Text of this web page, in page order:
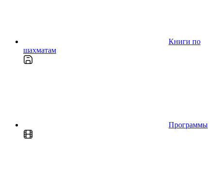
Книги по
шахматам
Программы